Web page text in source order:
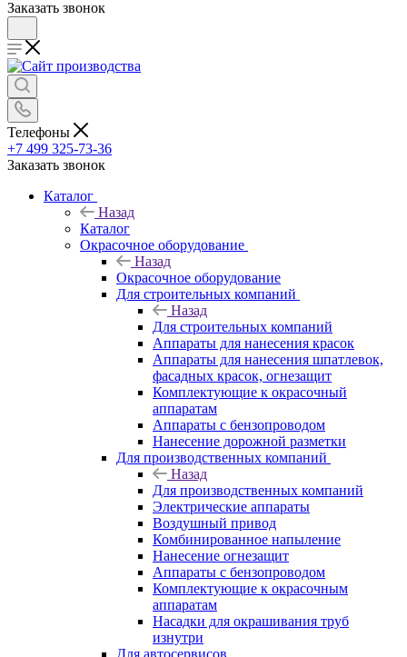
Заказать звонок
Телефоны
+7 499 325-73-36
Заказать звонок
Каталог
Назад
Каталог
Окрасочное оборудование
Назад
Окрасочное оборудование
Для строительных компаний
Назад
Для строительных компаний
Аппараты для нанесения красок
Аппараты для нанесения шпатлевок,
фасадных красок, огнезащит
Комплектующие к окрасочный
аппаратам
Аппараты с бензопроводом
Нанесение дорожной разметки
Для производственных компаний
Назад
Для производственных компаний
Электрические аппараты
Воздушный привод
Комбинированное напыление
Нанесение огнезащит
Аппараты с бензопроводом
Комплектующие к окрасочным
аппаратам
Насадки для окрашивания труб
изнутри
Для автосервисов